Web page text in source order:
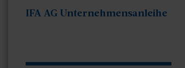
IFA AG Unternehmensanleihe